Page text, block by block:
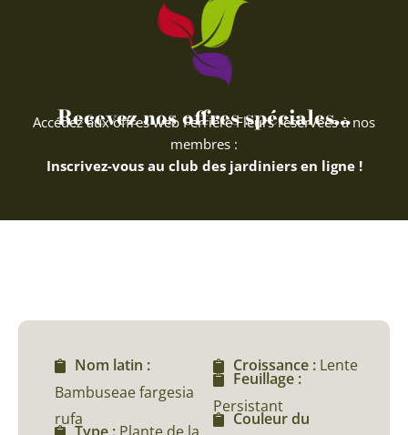
Recevez nos offres spéciales...
Accédez aux offres web Ferriere Fleurs réservées à nos
membres :
Inscrivez-vous au club des jardiniers en ligne !
Nom latin :
Bambuseae fargesia
rufa
Croissance : Lente
Feuillage :
Persistant
Couleur du